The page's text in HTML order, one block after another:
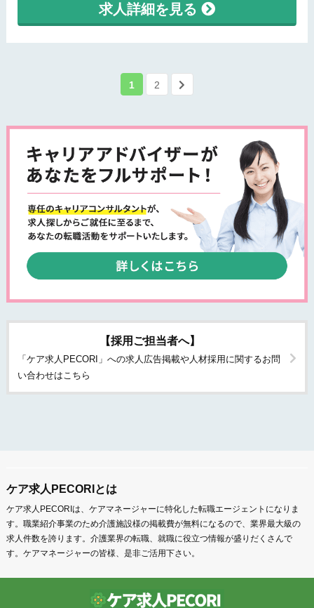
求人詳細を見る
1 2
【採用ご担当者へ】
「ケア求人PECORI」への求人広告掲載や人材採用に関するお問
い合わせはこちら
ケア求人PECORIとは
ケア求人PECORIは、ケアマネージャーに特化した転職エージェントになりま
す。職業紹介事業のため介護施設様の掲載費が無料になるので、業界最大級の
求人件数を誇ります。介護業界の転職、就職に役立つ情報が盛りだくさんで
す。ケアマネージャーの皆様、是非ご活用下さい。